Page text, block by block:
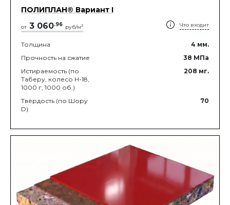
ПОЛИПЛАН® Вариант I
от 3 060.96 руб/м2 Что входит
Толщина 4 мм.
Прочность на сжатие
38 МПа
Истираемость (по
Таберу, колесо Н-18,
1000 г, 1000 об.)
208 мг.
Твёрдость (по Шору
D)
70